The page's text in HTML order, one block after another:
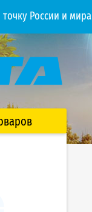
России и мира